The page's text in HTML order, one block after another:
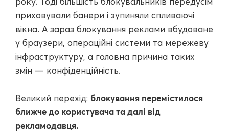
приховували банери і зупиняли спливаючі
вікна. А зараз блокування реклами вбудоване
у браузери, операційні системи та мережеву
інфраструктуру, а головна причина таких
змін — конфіденційність.
Великий перехід: блокування перемістилося
ближче до користувача та далі від
рекламодавця.